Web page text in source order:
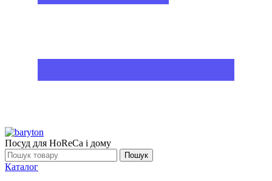
Посуд для HoReCa і дому
Пошук
Каталог